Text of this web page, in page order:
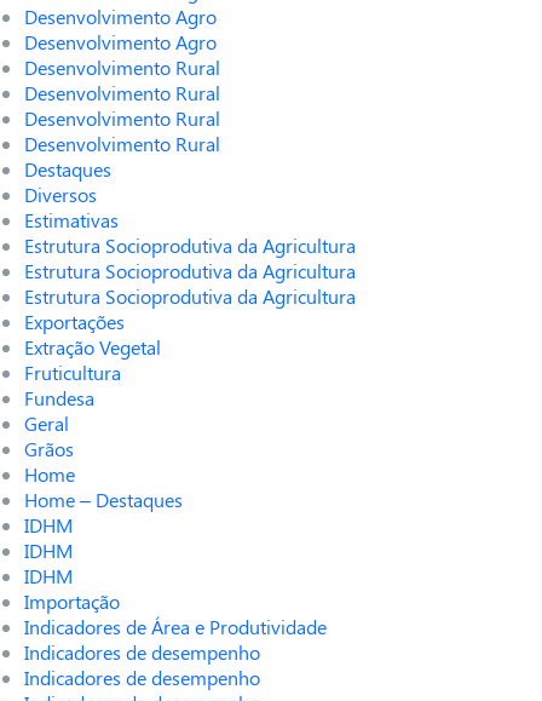
Desenvolvimento Agro
Desenvolvimento Agro
Desenvolvimento Rural
Desenvolvimento Rural
Desenvolvimento Rural
Desenvolvimento Rural
Destaques
Diversos
Estimativas
Estrutura Socioprodutiva da Agricultura
Estrutura Socioprodutiva da Agricultura
Estrutura Socioprodutiva da Agricultura
Exportações
Extração Vegetal
Fruticultura
Fundesa
Geral
Grãos
Home
Home – Destaques
IDHM
IDHM
IDHM
Importação
Indicadores de Área e Produtividade
Indicadores de desempenho
Indicadores de desempenho